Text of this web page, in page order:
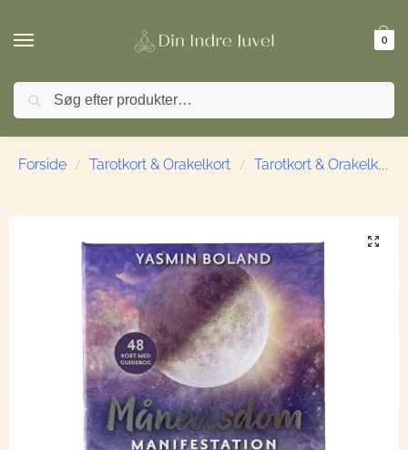
0
🚚 FRI FRAGT ved køb over 499,- | ⭐ TrustPilot 4,9 /
Forside / Tarotkort & Orakelkort / Tarotkort & Orakelkort